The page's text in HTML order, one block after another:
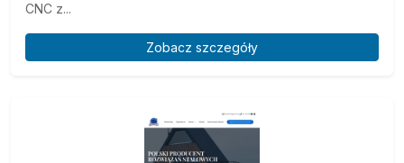
CNC z...
Zobacz szczegóły